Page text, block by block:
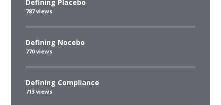
Defining Placebo
787 views
Defining Nocebo
770 views
Defining Compliance
713 views